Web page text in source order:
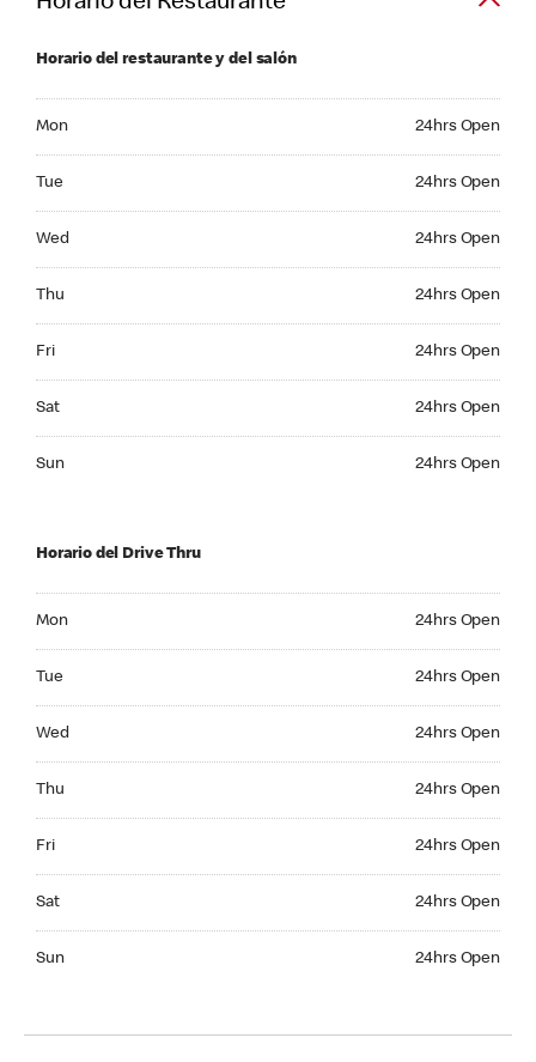
Horario del restaurante y del salón
Mon 24hrs Open
Tue 24hrs Open
Wed 24hrs Open
Thu 24hrs Open
Fri 24hrs Open
Sat 24hrs Open
Sun 24hrs Open
Horario del Drive Thru
Mon 24hrs Open
Tue 24hrs Open
Wed 24hrs Open
Thu 24hrs Open
Fri 24hrs Open
Sat 24hrs Open
Sun 24hrs Open